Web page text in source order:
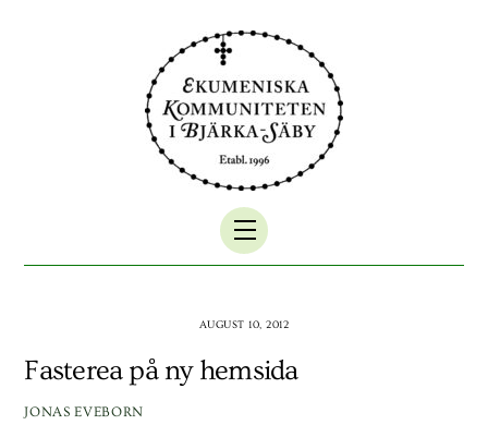
Menu
AUGUST 10, 2012
Fasterea på ny hemsida
JONAS EVEBORN